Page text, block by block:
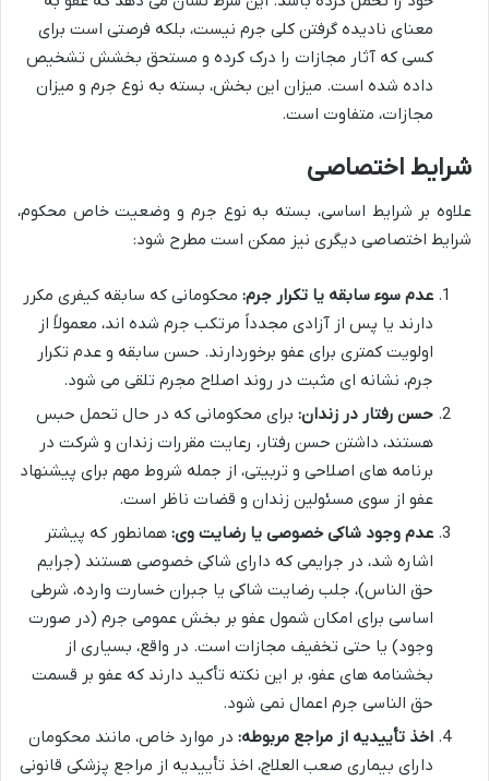
معنای نادیده گرفتن کلی جرم نیست، بلکه فرصتی است برای
کسی که آثار مجازات را درک کرده و مستحق بخشش تشخیص
داده شده است. میزان این بخش، بسته به نوع جرم و میزان
مجازات، متفاوت است.
شرایط اختصاصی
علاوه بر شرایط اساسی، بسته به نوع جرم و وضعیت خاص محکوم،
شرایط اختصاصی دیگری نیز ممکن است مطرح شود:
عدم سوء سابقه یا تکرار جرم: محکومانی که سابقه کیفری مکرر
دارند یا پس از آزادی مجدداً مرتکب جرم شده اند، معمولاً از
اولویت کمتری برای عفو برخوردارند. حسن سابقه و عدم تکرار
جرم، نشانه ای مثبت در روند اصلاح مجرم تلقی می شود.
حسن رفتار در زندان: برای محکومانی که در حال تحمل حبس
هستند، داشتن حسن رفتار، رعایت مقررات زندان و شرکت در
برنامه های اصلاحی و تربیتی، از جمله شروط مهم برای پیشنهاد
عفو از سوی مسئولین زندان و قضات ناظر است.
عدم وجود شاکی خصوصی یا رضایت وی: همانطور که پیشتر
اشاره شد، در جرایمی که دارای شاکی خصوصی هستند (جرایم
حق الناس)، جلب رضایت شاکی یا جبران خسارت وارده، شرطی
اساسی برای امکان شمول عفو بر بخش عمومی جرم (در صورت
وجود) یا حتی تخفیف مجازات است. در واقع، بسیاری از
بخشنامه های عفو، بر این نکته تأکید دارند که عفو بر قسمت
حق الناسی جرم اعمال نمی شود.
اخذ تأییدیه از مراجع مربوطه: در موارد خاص، مانند محکومان
دارای بیماری صعب العلاج، اخذ تأییدیه از مراجع پزشکی قانونی